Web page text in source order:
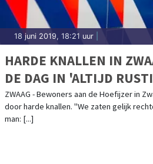
18 juni 2019, 18:21 uur
HARDE KNALLEN IN
DE DAG IN 'ALTIJD
ZWAAG - Bewoners aan de Hoefijzer in
door harde knallen. "We zaten gelijk
man: [...]